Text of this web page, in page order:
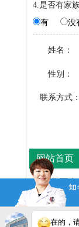
4.是否有家
有
没
姓名：
性别：
联系方式：
网站首页
合肥华夏
咨询热线：
医院地址
在的，